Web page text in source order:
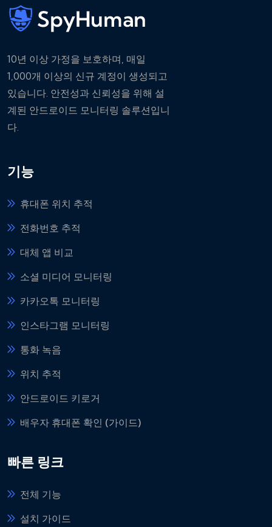
10년 이상 가정을 보호하며, 매일
1,000개 이상의 신규 계정이 생성되고
있습니다. 안전성과 신뢰성을 위해 설
계된 안드로이드 모니터링 솔루션입니
다.
기능
휴대폰 위치 추적
전화번호 추적
대체 앱 비교
소셜 미디어 모니터링
카카오톡 모니터링
인스타그램 모니터링
통화 녹음
위치 추적
안드로이드 키로거
배우자 휴대폰 확인 (가이드)
빠른 링크
전체 기능
설치 가이드